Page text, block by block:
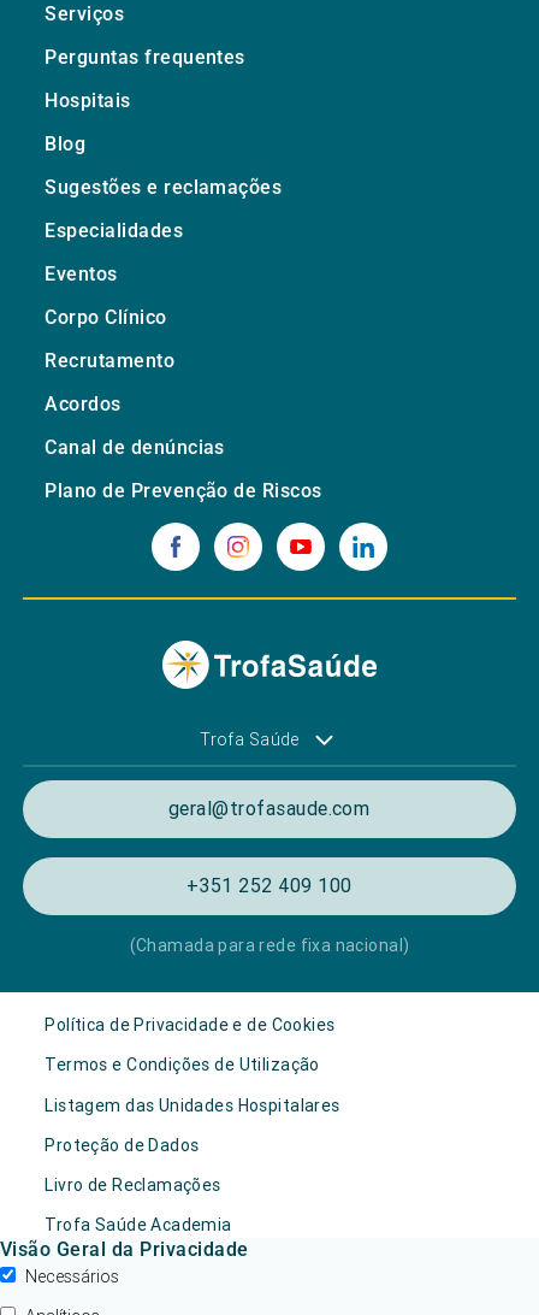
Serviços
Perguntas frequentes
Hospitais
Blog
Sugestões e reclamações
Especialidades
Eventos
Corpo Clínico
Recrutamento
Acordos
Canal de denúncias
Plano de Prevenção de Riscos
Trofa Saúde
geral@trofasaude.com
+351 252 409 100
(Chamada para rede fixa nacional)
Política de Privacidade e de Cookies
Termos e Condições de Utilização
Listagem das Unidades Hospitalares
Proteção de Dados
Livro de Reclamações
Trofa Saúde Academia
Visão Geral da Privacidade
Necessários